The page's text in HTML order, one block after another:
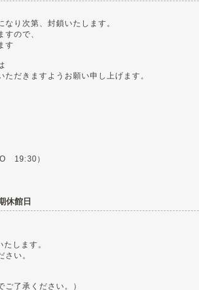
り次第、封鎖いたします。
ので、
す
だきますようお願い申し上げます。
19:30）
休館日
します。
い。
ご了承ください。）